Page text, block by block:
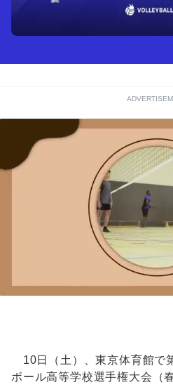
10日（土）、東京体育館で
ボール高等学校選手権大会（